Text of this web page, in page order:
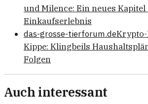
und Milence: Ein neues Kapitel
Einkaufserlebnis
das-grosse-tierforum.de
Kippe: Klingbeils
Folgen
Auch interessant